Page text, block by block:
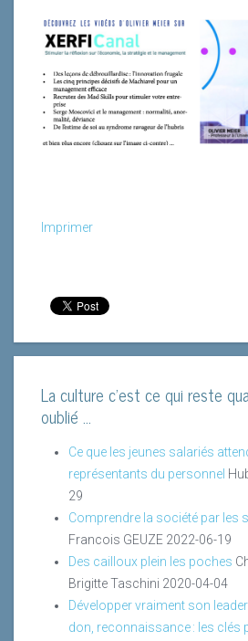
Lire la suite
Imprimer
La culture c'est ce qui reste
oublié ...
Ce que les jeunes salariés
représentants du personnel
29
Comprendre la société par les
Francois GEUZE 2022-06-19
Des cailloux plein les poches
Brigitte Taschini 2020-04-04
Développer vraiment son
don, reconnaissance : les clés